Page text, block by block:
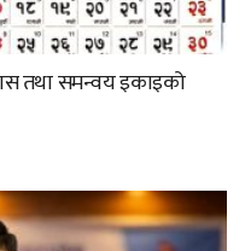
तथा समन्वय इकाइको